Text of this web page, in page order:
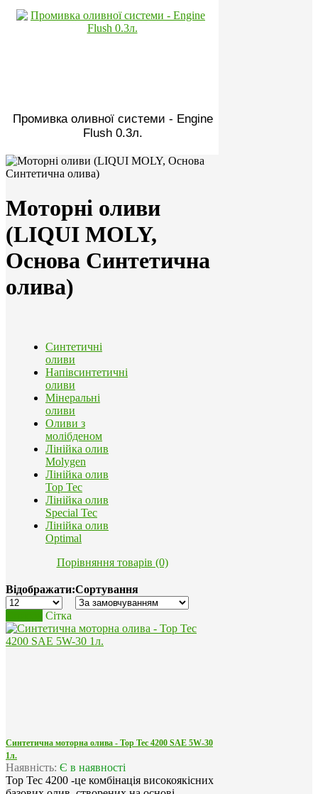
Промивка оливної системи - Engine
Flush 0.3л.
Моторні оливи
(LIQUI MOLY,
Основа Синтетична
олива)
Синтетичні
оливи
Напівсинтетичні
оливи
Мінеральні
оливи
Оливи з
молібденом
Лінійка олив
Molygen
Лінійка олив
Top Tec
Лінійка олив
Special Tec
Лінійка олив
Optimal
Порівняння товарів (0)
Відображати:Сортування
Сітка
Синтетична моторна олива - Top Tec 4200 SAE 5W-30
1л.
Наявність: Є в наявності
Top Tec 4200 -це комбінація високоякісних